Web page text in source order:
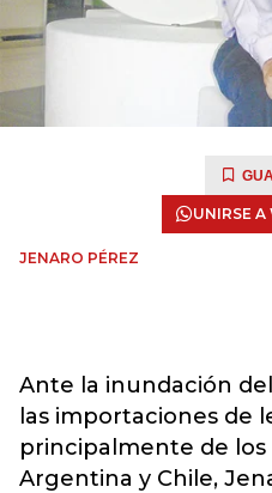
UNIRSE
JENARO PÉREZ
Ante la inundación
las importaciones de
principalmente de los
Argentina y Chile,